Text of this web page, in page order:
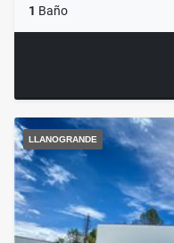
1 Baño
LLANOGRANDE